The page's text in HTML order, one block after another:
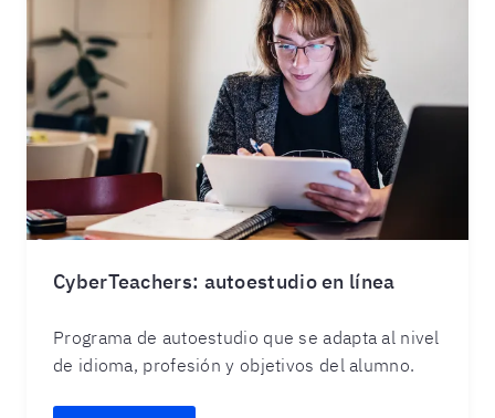
CyberTeachers: autoestudio en línea
Programa de autoestudio que se adapta al nivel
de idioma, profesión y objetivos del alumno.